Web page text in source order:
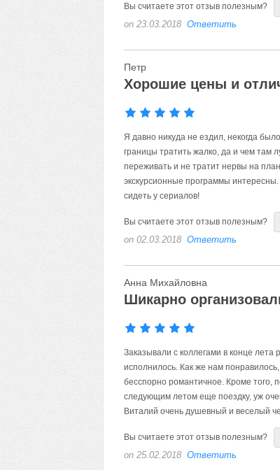
Вы считаете этот отзыв полезным?
on 23.03.2018 Ответить
Петр
Хорошие цены и
Я давно никуда не ездил, некогда
границы тратить жалко, да и чем там
переживать и не тратит нервы на
экскурсионные программы
сидеть у сериалов!
Вы считаете этот отзыв полезным?
on 02.03.2018 Ответить
Анна Михайловна
Шикарно
Заказывали с коллегами в конце
исполнилось. Как же нам
бесспорно романтичное. Кроме того,
следующим летом еще поездку, уж
Виталий очень душевный и веселый
Вы считаете этот отзыв полезным?
on 25.02.2018 Ответить